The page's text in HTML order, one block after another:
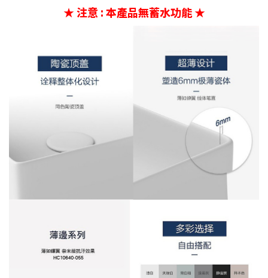
★ 注意 : 本產品無蓄水功能 ★